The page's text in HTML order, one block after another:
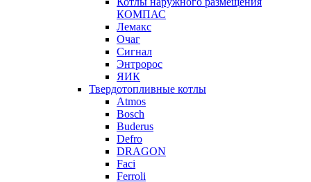
КОМПАС
Лемакс
Очаг
Сигнал
Энтророс
ЯИК
Твердотопливные котлы
Atmos
Bosch
Buderus
Defro
DRAGON
Faci
Ferroli